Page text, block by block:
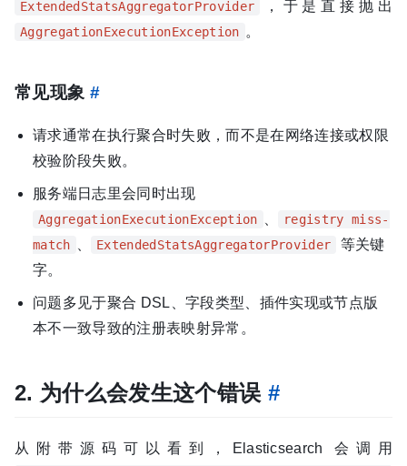
ExtendedStatsAggregatorProvider ，于是直接抛出
AggregationExecutionException 。
常见现象 #
请求通常在执行聚合时失败，而不是在网络连接或权限
校验阶段失败。
服务端日志里会同时出现
AggregationExecutionException 、
registry miss-
match 、 ExtendedStatsAggregatorProvider
等关键
字。
问题多见于聚合 DSL、字段类型、插件实现或节点版
本不一致导致的注册表映射异常。
2. 为什么会发生这个错误 #
从附带源码可以看到，Elasticsearch 会调用